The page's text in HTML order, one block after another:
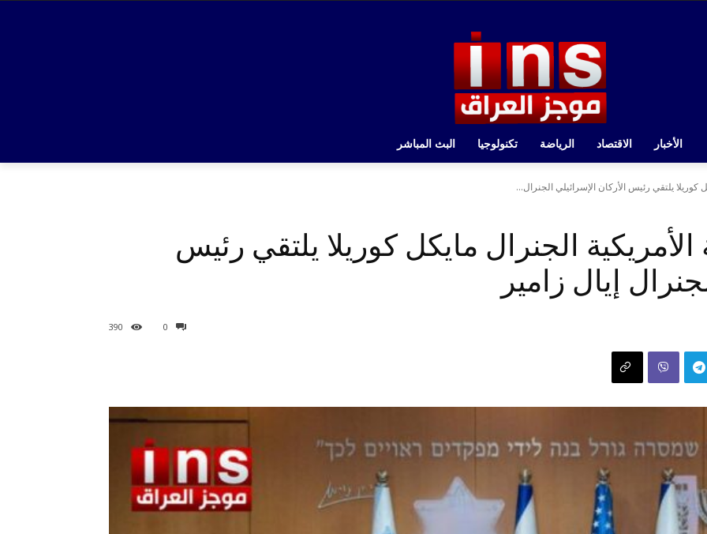
الأخبار الاقتصاد الرياضة تكنولوجيا البث المباشر
كوريلا يلتقي رئيس الأركان الإسرائيلي الجنرال...
الأمريكية الجنرال مايكل كوريلا يلتقي رئيس
إيال زامير
0
390